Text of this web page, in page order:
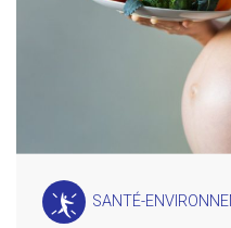
SANTÉ-